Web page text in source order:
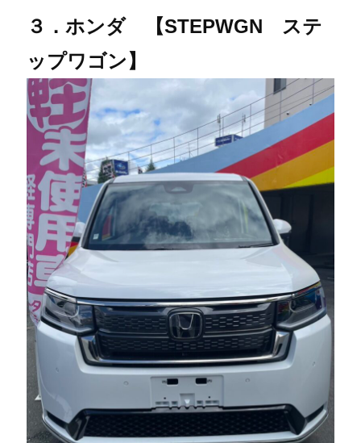
３．ホンダ 【STEPWGN ステ
ップワゴン】